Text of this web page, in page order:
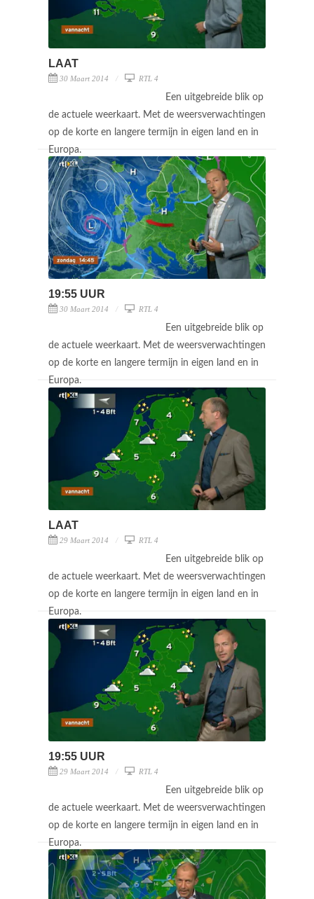
LAAT
30 Maart 2014 RTL 4
Een uitgebreide blik op
de actuele weerkaart. Met de weersverwachtingen
op de korte en langere termijn in eigen land en in
Europa.
19:55 UUR
30 Maart 2014 RTL 4
Een uitgebreide blik op
de actuele weerkaart. Met de weersverwachtingen
op de korte en langere termijn in eigen land en in
Europa.
LAAT
29 Maart 2014 RTL 4
Een uitgebreide blik op
de actuele weerkaart. Met de weersverwachtingen
op de korte en langere termijn in eigen land en in
Europa.
19:55 UUR
29 Maart 2014 RTL 4
Een uitgebreide blik op
de actuele weerkaart. Met de weersverwachtingen
op de korte en langere termijn in eigen land en in
Europa.